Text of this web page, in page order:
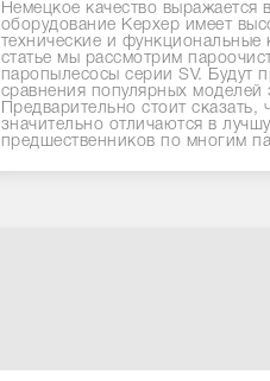
Немецкое качество выражается
оборудование Керхер имеет
технические и функциональные
статье мы рассмотрим
паропылесосы серии SV. Будут
сравнения популярных моделей
Предварительно стоит сказать,
значительно отличаются в
предшественников по многим